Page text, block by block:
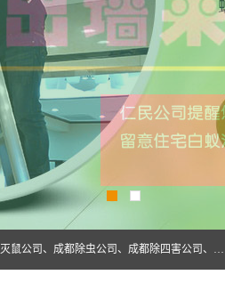
成都仁民有害生物防治服务有限公司是一家经营成都灭跳蚤公司、成都灭鼠公司、成都除虫公司、成都除四害公司、成都白蚁防治公司、成都杀虫公司等。业务覆盖：青白江、郫县、简阳、金堂、乐山、眉山、绵阳、彭州等区域。 由于我们的专业技术和服务态度得到了肯定、 目前公司已经与省内外的多个金 融企业、高端写字楼、星级酒 店、宾馆餐饮企业、学校、制造生产企业、物业小区建立了长期友好的合作关系。